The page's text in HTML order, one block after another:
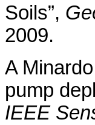
Soils”,
2009.
A
pump
IEEE